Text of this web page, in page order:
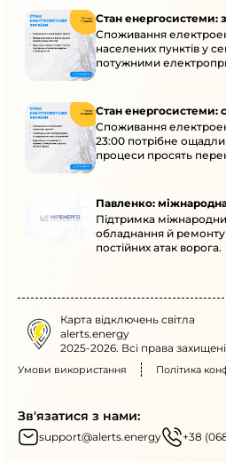
Стан енергосистеми:
Споживання
населених пунктів у
потужними
Стан енергосистеми:
Споживання
23:00 потрібне
процеси просять
Павленко:
енергосистеми
Підтримка
обладнання й ремонту
постійних атак ворога.
Карта відключень світла
alerts.energy
2025-2026. Всі права
Умови використання Політика
Зв'язатися з нами:
support@alerts.energy +38